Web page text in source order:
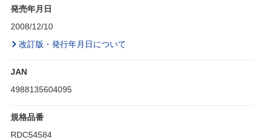
発売年月日
2008/12/10
改訂版・発行年月日について
JAN
4988135604095
規格品番
RDC54584